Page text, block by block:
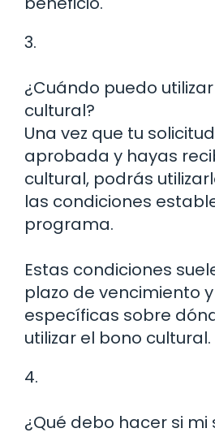
3.
¿Cuándo puedo
cultural?
Una vez que tu
aprobada y hayas
cultural, podrás
las condiciones
programa.
Estas condiciones
plazo de vencimiento
específicas sobre
utilizar el bono cultural.
4.
¿Qué debo hacer si mi